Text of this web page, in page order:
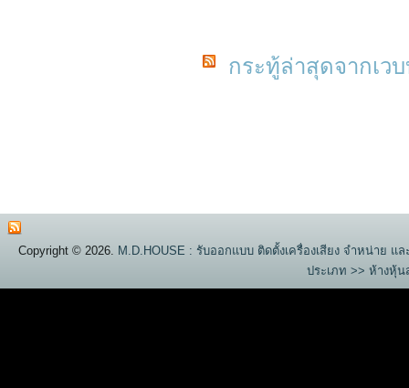
กระทู้ล่าสุดจากเว
Copyright © 2026. M.D.HOUSE : รับออกแบบ ติดตั้งเครื่องเสียง จำหน่าย แ
ประเภท >> ห้างหุ้